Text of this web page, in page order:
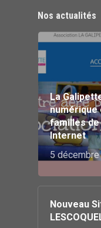
Nos actualités
La
numérique
familles
Internet
5
Nouveau